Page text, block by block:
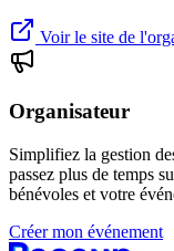
Voir le site de
Organisateur
Simplifiez la gestion
passez plus de temps
bénévoles et votre
Créer mon événement